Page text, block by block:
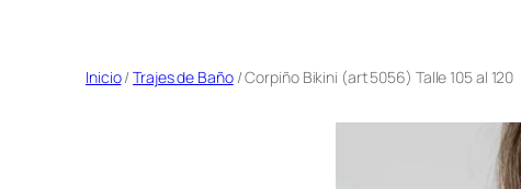
contenido
Inicio/Trajes de Baño/ Corpiño Bikini (art 5056) Talle 105 al 120